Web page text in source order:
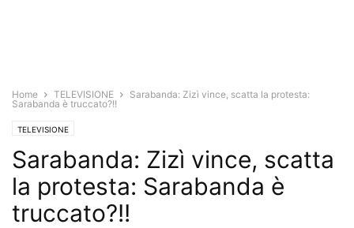
Home TELEVISIONE
Sarabanda: Zizì vince, scatta la protesta:
Sarabanda è truccato?!!
TELEVISIONE
Sarabanda: Zizì vince, scatta
la protesta: Sarabanda è
truccato?!!